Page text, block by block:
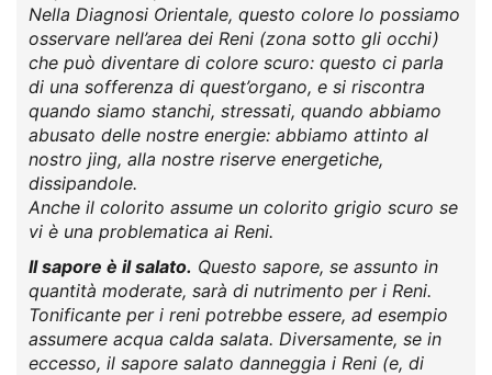
Nella Diagnosi Orientale, questo colore lo possiamo
osservare nell’area dei Reni (zona sotto gli occhi)
che può diventare di colore scuro: questo ci parla
di una sofferenza di quest’organo, e si riscontra
quando siamo stanchi, stressati, quando abbiamo
abusato delle nostre energie: abbiamo attinto al
nostro jing, alla nostre riserve energetiche,
dissipandole.
Anche il colorito assume un colorito grigio scuro se
vi è una problematica ai Reni.
Il sapore è il salato. Questo sapore, se assunto in
quantità moderate, sarà di nutrimento per i Reni.
Tonificante per i reni potrebbe essere, ad esempio
assumere acqua calda salata. Diversamente, se in
eccesso, il sapore salato danneggia i Reni (e, di